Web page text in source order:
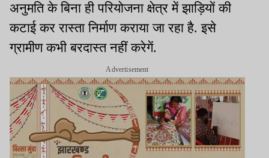
अनुमति के बिना ही परियोजना क्षेत्र में झाड़ियों की
कटाई कर रास्ता निर्माण कराया जा रहा है. इसे
ग्रामीण कभी बरदास्त नहीं करेगें.
Advertisement